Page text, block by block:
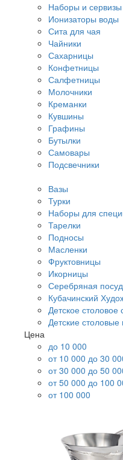
Наборы и сервизы
Ионизаторы воды
Сита для чая
Чайники
Сахарницы
Конфетницы
Салфетницы
Молочники
Креманки
Кувшины
Графины
Бутылки
Самовары
Подсвечники
Вазы
Турки
Наборы для
Тарелки
Подносы
Масленки
Фруктовницы
Икорницы
Серебряная
Кубачинский
Детское столовое
Детские
Цена
до 10 000
от 10 000 до 30
от 30 000 до 50
от 50 000 до 100
от 100 000